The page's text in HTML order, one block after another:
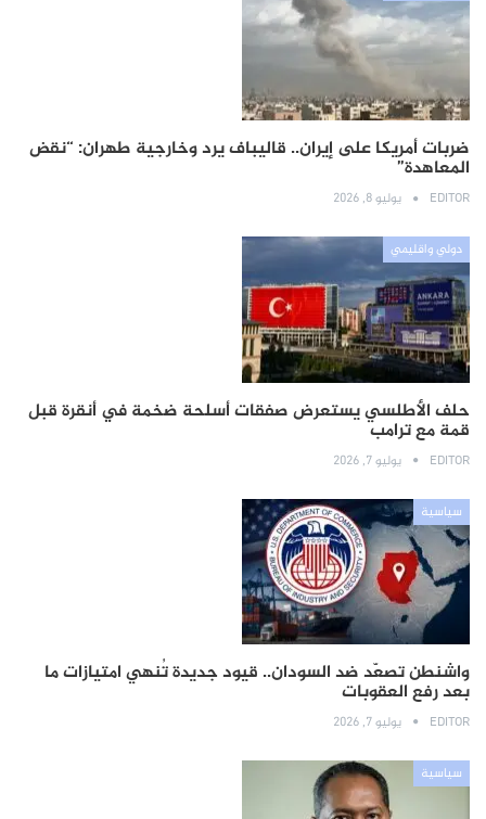
ضربات أمريكا على إيران.. قاليباف يرد وخارجية طهران: “نقض
المعاهدة”
EDITOR يوليو 8, 2026
دولي واقليمي
حلف الأطلسي يستعرض صفقات أسلحة ضخمة في أنقرة قبل
قمة مع ترامب
EDITOR يوليو 7, 2026
سياسية
واشنطن تصعّد ضد السودان.. قيود جديدة تُنهي امتيازات ما
بعد رفع العقوبات
EDITOR يوليو 7, 2026
سياسية